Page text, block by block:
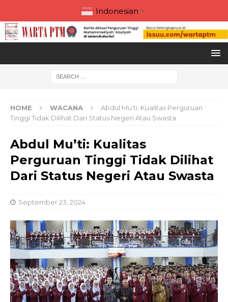
Indonesian ▼
HOME WACANA
Abdul Mu’ti: Kualitas Perguruan
Tinggi Tidak Dilihat Dari Status Negeri Atau Swasta
Abdul Mu’ti: Kualitas
Perguruan Tinggi Tidak Dilihat
Dari Status Negeri Atau Swasta
September 23, 2024